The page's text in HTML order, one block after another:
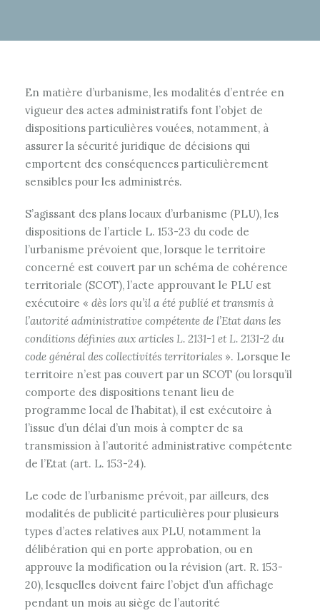
En matière d’urbanisme, les modalités d’entrée en
vigueur des actes administratifs font l’objet de
dispositions particulières vouées, notamment, à
assurer la sécurité juridique de décisions qui
emportent des conséquences particulièrement
sensibles pour les administrés.
S’agissant des plans locaux d’urbanisme (PLU), les
dispositions de l’article L. 153-23 du code de
l’urbanisme prévoient que, lorsque le territoire
concerné est couvert par un schéma de cohérence
territoriale (SCOT), l’acte approuvant le PLU est
exécutoire « dès lors qu’il a été publié et transmis à
l’autorité administrative compétente de l’Etat dans les
conditions définies aux articles L. 2131-1 et L. 2131-2 du
code général des collectivités territoriales ». Lorsque le
territoire n’est pas couvert par un SCOT (ou lorsqu’il
comporte des dispositions tenant lieu de
programme local de l’habitat), il est exécutoire à
l’issue d’un délai d’un mois à compter de sa
transmission à l’autorité administrative compétente
de l’Etat (art. L. 153-24).
Le code de l’urbanisme prévoit, par ailleurs, des
modalités de publicité particulières pour plusieurs
types d’actes relatives aux PLU, notamment la
délibération qui en porte approbation, ou en
approuve la modification ou la révision (art. R. 153-
20), lesquelles doivent faire l’objet d’un affichage
pendant un mois au siège de l’autorité